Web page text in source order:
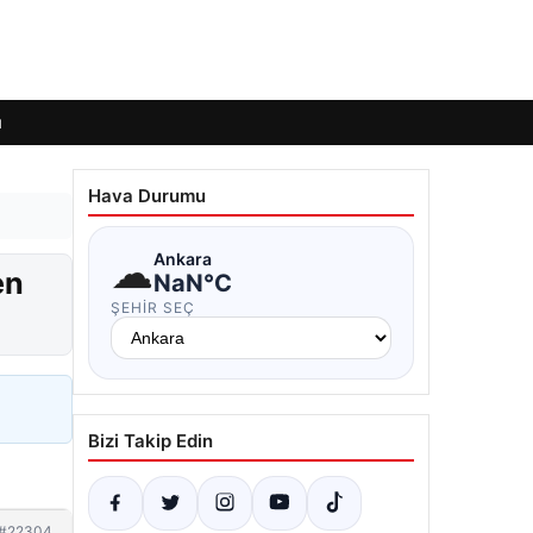
Hava Durumu
☁Ankara
NaN°C
ŞEHIR SEÇ
Bizi Takip Edin